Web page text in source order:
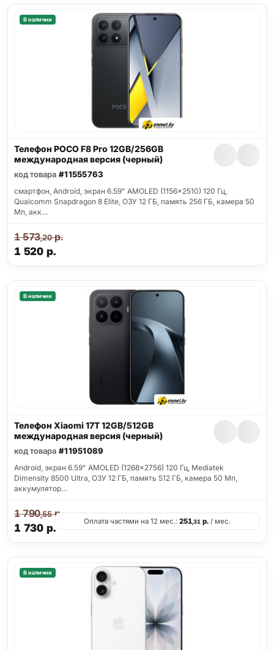
В наличии
Телефон POCO F8 Pro 12GB/256GB
международная версия (черный)
код товара #11555763
смартфон, Android, экран 6.59" AMOLED (1156x2510) 120 Гц,
Qualcomm Snapdragon 8 Elite, ОЗУ 12 ГБ, память 256 ГБ, камера 50
Мп, акк…
1 520 р.
1 573,20р.
В наличии
Телефон Xiaomi 17T 12GB/512GB
международная версия (черный)
код товара #11951089
Android, экран 6.59" AMOLED (1268x2756) 120 Гц, Mediatek
Dimensity 8500 Ultra, ОЗУ 12 ГБ, память 512 ГБ, камера 50 Мп,
аккумулятор…
1 730 р.
1 790,55р.
Оплата частями на 12 мес.: 251,31 р. / мес.
В наличии